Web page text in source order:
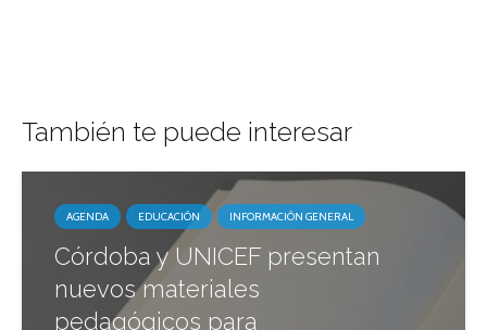
También te puede interesar
AGENDA EDUCACIÓN INFORMACIÓN GENERAL
Córdoba y UNICEF presentan
nuevos materiales
pedagógicos para